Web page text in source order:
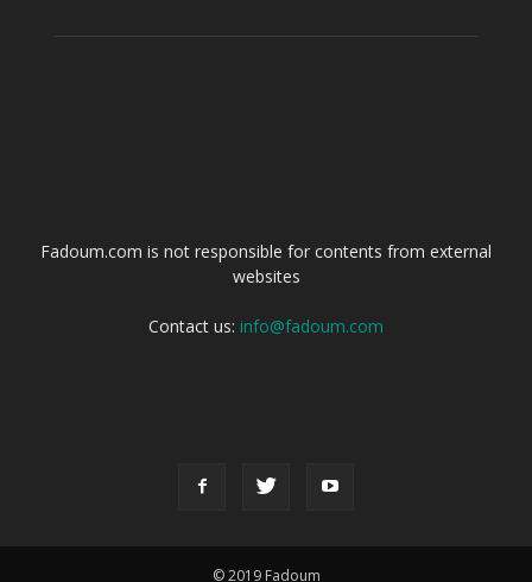
Fadoum.com is not responsible for contents from external
websites
Contact us: info@fadoum.com
© 2019 Fadoum